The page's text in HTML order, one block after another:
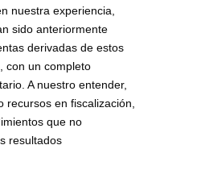
nuestra experiencia,
sido anteriormente
derivadas de estos
con un completo
A nuestro entender,
recursos en fiscalización,
que no
resultados